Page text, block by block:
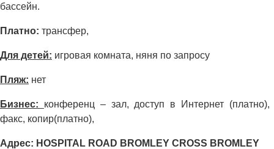
бассейн.
Платно: трансфер,
Для детей: игровая комната, няня по запросу
Пляж: нет
Бизнес: конференц – зал, доступ в Интернет (платно),
факс, копир(платно),
Адрес: HOSPITAL ROAD BROMLEY CROSS BROMLEY